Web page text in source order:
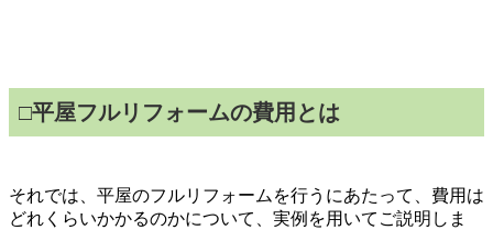
□平屋フルリフォームの費用とは
それでは、平屋のフルリフォームを行うにあたって、費用は
どれくらいかかるのかについて、実例を用いてご説明しま